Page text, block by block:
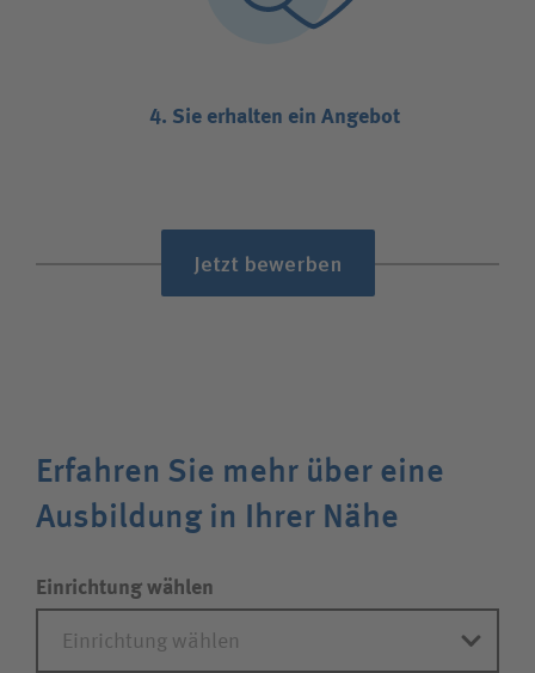
4. Sie erhalten ein Angebot
Jetzt bewerben
Erfahren Sie mehr über eine
Ausbildung in Ihrer Nähe
Einrichtung wählen